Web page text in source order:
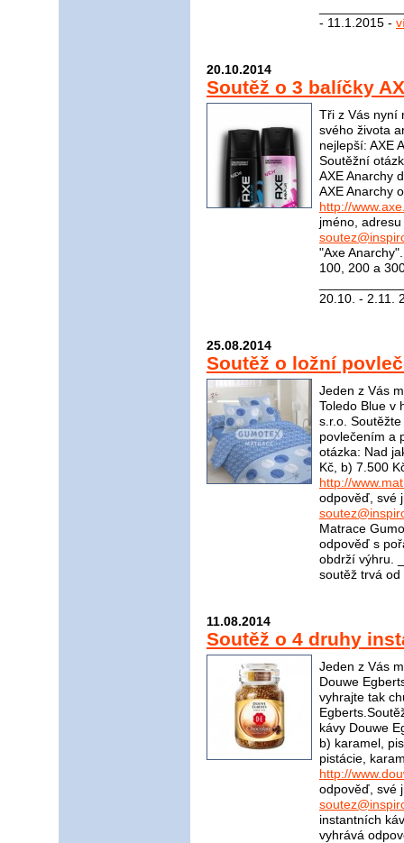
- 11.1.2015 -
20.10.2014
Soutěž o 3 balíčky
Tři z Vás nyní
svého života
nejlepší: AXE
Soutěžní
AXE Anarchy
AXE Anarchy
http://
jméno,
"Axe
100, 200 a
20.10. - 2.11.
25.08.2014
Soutěž o ložní
Jeden z Vás
Toledo Blue v
s.r.o.
povlečením a
otázka: Nad
Kč, b) 7.500
http://
odpověď, své
Matrace
odpověď s
obdrží výhru.
soutěž trvá
11.08.2014
Soutěž o 4 druhy
Jeden z Vás
Douwe
vyhrajte tak
kávy Douwe
b) karamel,
pistácie,
http://
odpověď, své
instantních
vyhrává